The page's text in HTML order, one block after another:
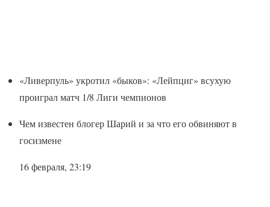
«Ливерпуль» укротил «быков»: «Лейпциг» всухую
проиграл матч 1/8 Лиги чемпионов
Чем известен блогер Шарий и за что его обвиняют в
госизмене
16 февраля, 23:19